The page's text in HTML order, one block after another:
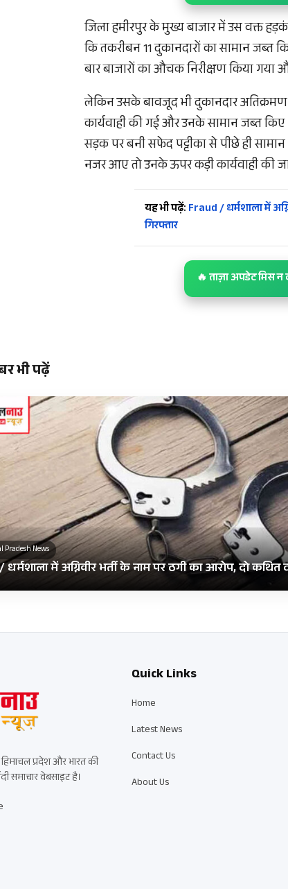
जिला हमीरपुर के मुख्य बाजार में उस वक्त
कि तकरीबन 11 दुकानदारों का सामान
बार बाजारों का औचक निरीक्षण किया गया
लेकिन उसके बावजूद भी दुकानदार
कार्यवाही की गई और उनके सामान जब्त किए
सड़क पर बनी सफेद पट्टीका से पीछे ही
नजर आए तो उनके ऊपर कड़ी कार्यवाही की
यह भी पढ़ें: Fraud / धर्मशाला में
गिरफ्तार
🔥 ताज़ा अपडेट मिस
भी पढ़ें
Pradesh News
में अग्निवीर भर्ती के नाम पर ठगी का आरोप, दो कथित
प्रदेश और भारत की
समाचार वेबसाइट है।
Quick Links
Home
Latest News
Contact Us
About Us